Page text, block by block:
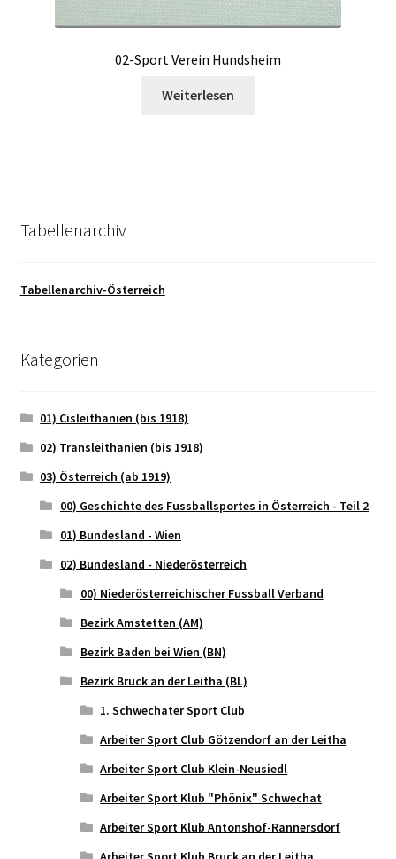
02-Sport Verein Hundsheim
Weiterlesen
Tabellenarchiv
Tabellenarchiv-Österreich
Kategorien
01) Cisleithanien (bis 1918)
02) Transleithanien (bis 1918)
03) Österreich (ab 1919)
00) Geschichte des Fussballsportes in Österreich - Teil 2
01) Bundesland - Wien
02) Bundesland - Niederösterreich
00) Niederösterreichischer Fussball Verband
Bezirk Amstetten (AM)
Bezirk Baden bei Wien (BN)
Bezirk Bruck an der Leitha (BL)
1. Schwechater Sport Club
Arbeiter Sport Club Götzendorf an der Leitha
Arbeiter Sport Club Klein-Neusiedl
Arbeiter Sport Klub "Phönix" Schwechat
Arbeiter Sport Klub Antonshof-Rannersdorf